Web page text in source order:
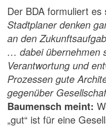
Der BDA formuliert es
Stadtplanerdenken
an den
… dabeiübernehmen
Verantwortung und
Prozessen gute
gegenüber
Baumensch meint:
„gut“ ist für eine